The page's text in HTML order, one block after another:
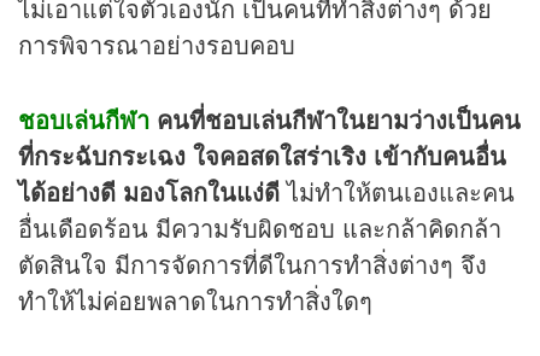
ไม่เอาแต่ใจตัวเองนัก เป็นคนที่ทำสิ่งต่างๆ ด้วย
การพิจารณาอย่างรอบคอบ
ชอบเล่นกีฬา คนที่ชอบเล่นกีฬาในยามว่างเป็นคน
ที่กระฉับกระเฉง ใจคอสดใสร่าเริง เข้ากับคนอื่น
ได้อย่างดี มองโลกในแง่ดีไม่ทำให้ตนเองและคน
อื่นเดือดร้อน มีความรับผิดชอบ และกล้าคิดกล้า
ตัดสินใจ มีการจัดการที่ดีในการทำสิ่งต่างๆ จึง
ทำให้ไม่ค่อยพลาดในการทำสิ่งใดๆ